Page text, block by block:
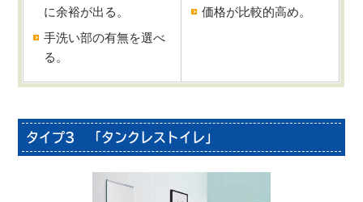
に余裕が出る。
手洗い部の有無を選べ
る。
価格が比較的高め。
タイプ3 「タンクレストイレ」